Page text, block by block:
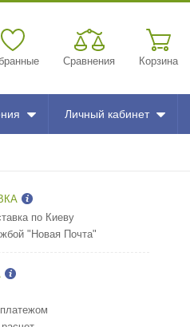
Сравнения Корзина
Личный кабинет
по Киеву
"Новая Почта"